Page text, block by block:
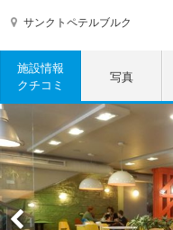
サンクトペテルブルク
施設情報
クチコミ
写真